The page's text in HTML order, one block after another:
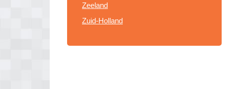
Zeeland
Zuid-Holland